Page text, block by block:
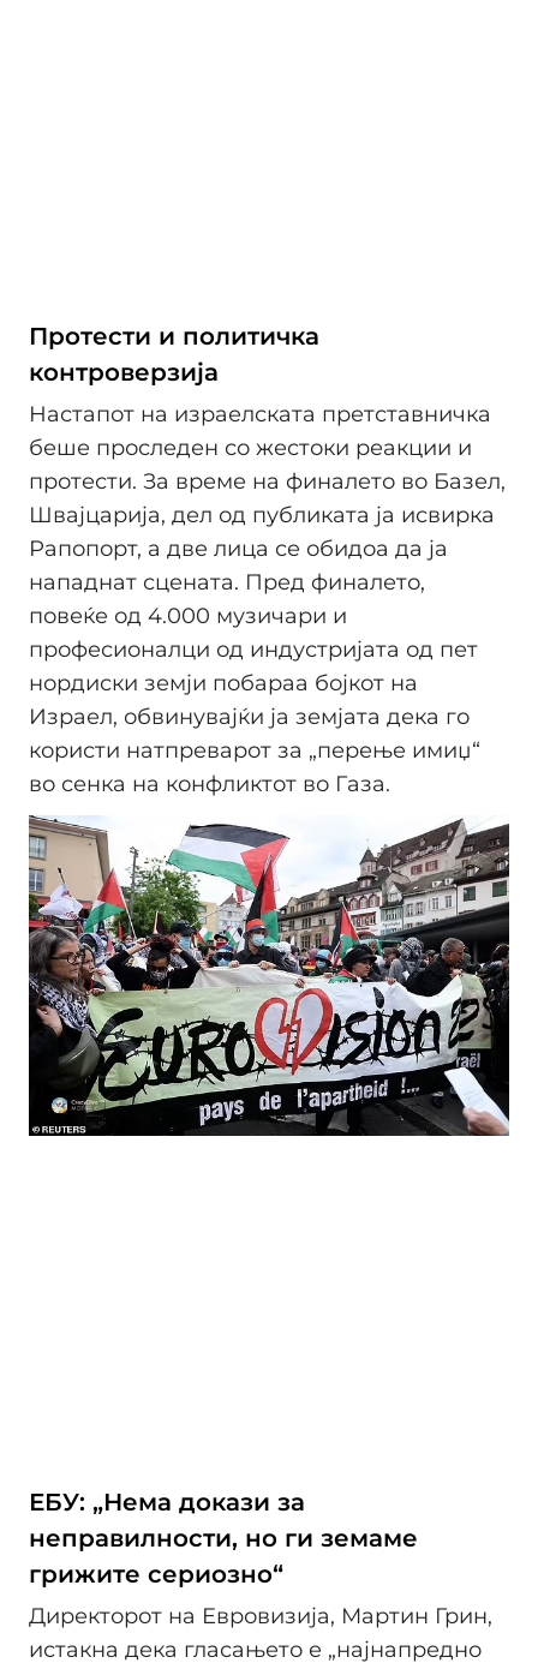
Протести и политичка
контроверзија
Настапот на израелската претставничка
беше проследен со жестоки реакции и
протести. За време на финалето во Базел,
Швајцарија, дел од публиката ја исвирка
Рапопорт, а две лица се обидоа да ја
нападнат сцената. Пред финалето,
повеќе од 4.000 музичари и
професионалци од индустријата од пет
нордиски земји побараа бојкот на
Израел, обвинувајќи ја земјата дека го
користи натпреварот за „перење имиџ“
во сенка на конфликтот во Газа.
ЕБУ: „Нема докази за
неправилности, но ги земаме
грижите сериозно“
Директорот на Евровизија, Мартин Грин,
истакна дека гласањето е „најнапредно